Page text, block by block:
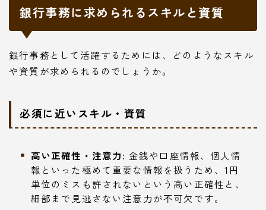
銀行事務に求められるスキルと資質
銀行事務として活躍するためには、どのようなスキル
や資質が求められるのでしょうか。
必須に近いスキル・資質
高い正確性・注意力: 金銭や口座情報、個人情
報といった極めて重要な情報を扱うため、1円
単位のミスも許されないという高い正確性と、
細部まで見逃さない注意力が不可欠です。